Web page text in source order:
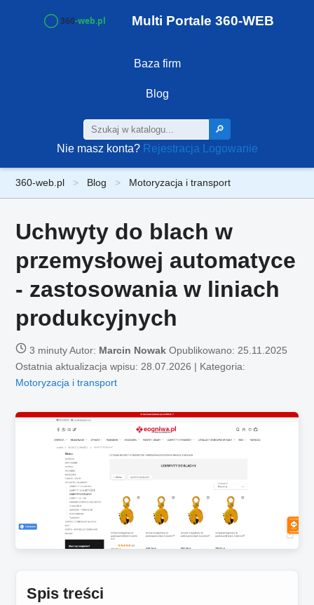
Multi Portale 360-WEB
Baza firm
Blog
🔎
Nie masz konta? Rejestracja Logowanie
360-web.pl Blog Motoryzacja i transport
Uchwyty do blach w
przemysłowej automatyce
- zastosowania w liniach
produkcyjnych
3 minutyAutor: Marcin Nowak Opublikowano: 25.11.2025
Ostatnia aktualizacja wpisu: 28.07.2026 | Kategoria:
Motoryzacja i transport
Spis treści